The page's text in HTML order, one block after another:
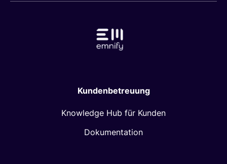
Kundenbetreuung
Knowledge Hub für Kunden
Dokumentation